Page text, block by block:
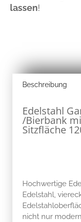
lassen!
Beschreibung
Edelstahl
/Bierbank
Sitzfläche
Hochwertige
Edelstahl,
nicht nur